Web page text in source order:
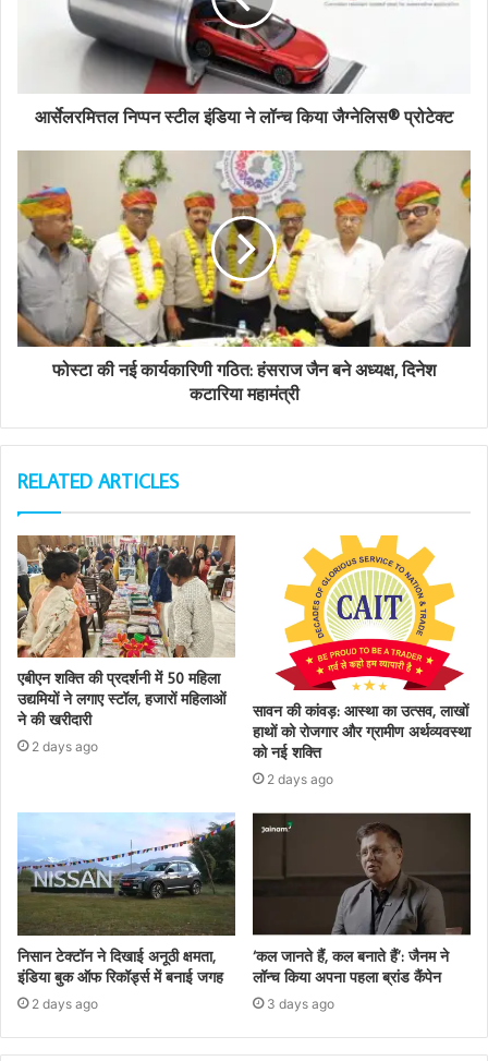
s
आर्सेलरमित्तल निप्पन स्टील इंडिया ने लॉन्च किया जैग्नेलिस® प्रोटेक्ट
फोस्टा की नई कार्यकारिणी गठित: हंसराज जैन बने अध्यक्ष, दिनेश
कटारिया महामंत्री
RELATED ARTICLES
एबीएन शक्ति की प्रदर्शनी में 50 महिला
उद्यमियों ने लगाए स्टॉल, हजारों महिलाओं
ने की खरीदारी
2 days ago
सावन की कांवड़: आस्था का उत्सव, लाखों
हाथों को रोजगार और ग्रामीण अर्थव्यवस्था
को नई शक्ति
2 days ago
निसान टेक्टॉन ने दिखाई अनूठी क्षमता,
इंडिया बुक ऑफ रिकॉर्ड्स में बनाई जगह
2 days ago
‘कल जानते हैं, कल बनाते हैं’: जैनम ने
लॉन्च किया अपना पहला ब्रांड कैंपेन
3 days ago